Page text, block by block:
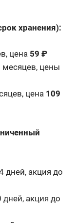
хранения):
цена 59 ₽
цены
цена 109
акция до
акция до